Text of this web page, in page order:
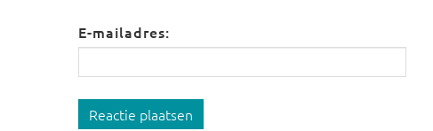
E-mailadres:
Reactie plaatsen